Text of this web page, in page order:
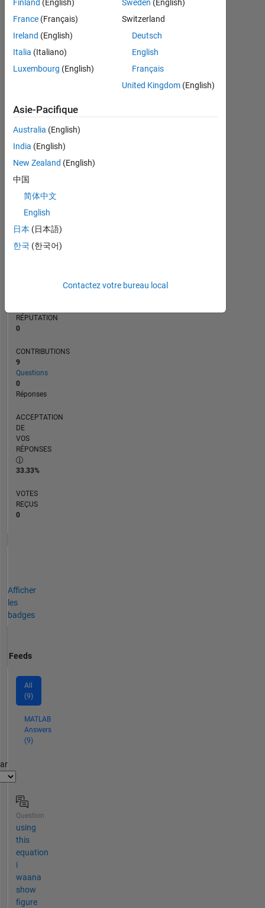
Statistiques
CONTRIBUTIONS L
-2
-1
1
2
4
5
8
9
RANG
300
RÉPUTATION
0
CONTRIBUTIONS
9
Questions
0
Réponses
ACCEPTATION
DE
VOS
RÉPONSES
33.33%
VOTES
REÇUS
0
Afficher
les
badges
Feeds
All
(9)
MATLAB
Answers
(9)
Question
using
this
equation
i
waana
show
figure
Finland (English)
France (Français)
Ireland (English)
Italia (Italiano)
Luxembourg (English)
Sweden (English)
Switzerland
Deutsch
English
Français
United Kingdom(English)
Asie-Pacifique
Australia (English)
India (English)
New Zealand (English)
中国
简体中文
English
日本 (日本語)
한국 (한국어)
Contactez votre bureau local